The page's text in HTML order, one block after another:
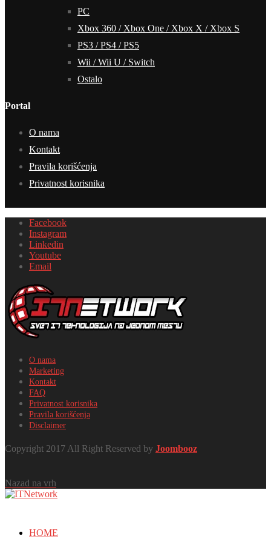
PC
Xbox 360 / Xbox One / Xbox X / Xbox S
PS3 / PS4 / PS5
Wii / Wii U / Switch
Ostalo
Portal
O nama
Kontakt
Pravila korišćenja
Privatnost korisnika
Facebook
Instagram
Linkedin
Youtube
Email
O nama
Marketing
Kontakt
FAQ
Privatnost korisnika
Pravila korišćenja
Disclaimer
Copyright 2017 All Right Reserved by Joombooz
Nazad na vrh
HOME